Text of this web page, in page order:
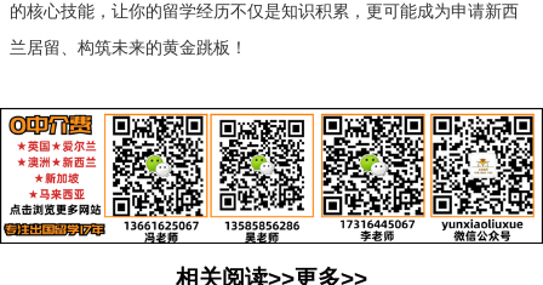
的核心技能，让你的留学经历不仅是知识积累，更可能成为申请新西
兰居留、构筑未来的黄金跳板！
相关阅读>>更多>>